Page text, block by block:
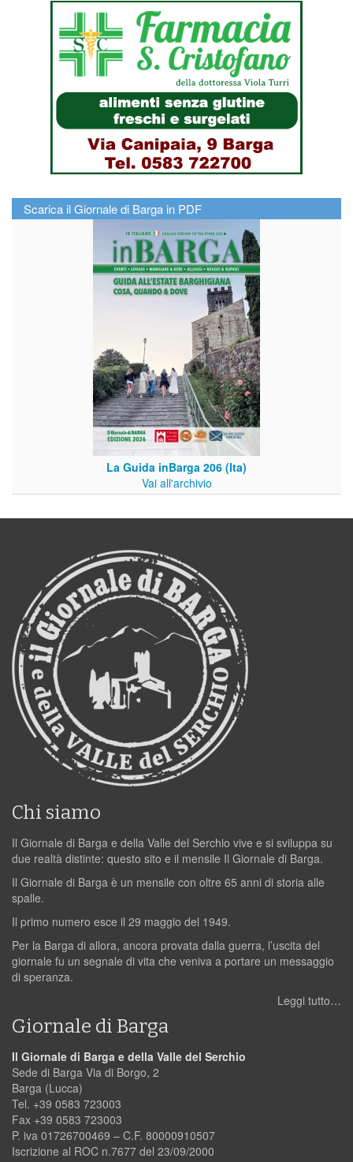
Scarica il Giornale di Barga in PDF
La Guida inBarga 206 (Ita)
Vai all'archivio
Chi siamo
Il Giornale di Barga e della Valle del Serchio vive e si sviluppa su
due realtà distinte: questo sito e il mensile Il Giornale di Barga.
Il Giornale di Barga è un mensile con oltre 65 anni di storia alle
spalle.
Il primo numero esce il 29 maggio del 1949.
Per la Barga di allora, ancora provata dalla guerra, l’uscita del
giornale fu un segnale di vita che veniva a portare un messaggio
di speranza.
Leggi tutto…
Giornale di Barga
Il Giornale di Barga e della Valle del Serchio
Sede di Barga Via di Borgo, 2
Barga (Lucca)
Tel. +39 0583 723003
Fax +39 0583 723003
P. iva 01726700469 – C.F. 80000910507
Iscrizione al ROC n.7677 del 23/09/2000